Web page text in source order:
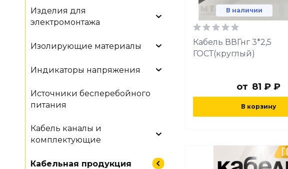
Изделия для
электромонтажа
Изолирующие материалы
Индикаторы напряжения
Источники бесперебойного
питания
Кабель каналы и
комплектующие
Кабельная продукция
В наличии
Кабель ВВГнг 3*2,5
ГОСТ(круглый)
от 81 ₽ ₽
В корзину